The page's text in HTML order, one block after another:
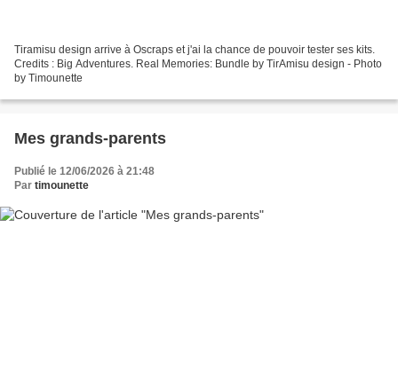
Tiramisu design arrive à Oscraps et j'ai la chance de pouvoir tester ses kits.
Credits : Big Adventures. Real Memories: Bundle by TirAmisu design - Photo
by Timounette
Mes grands-parents
Publié le 12/06/2026 à 21:48
Par timounette